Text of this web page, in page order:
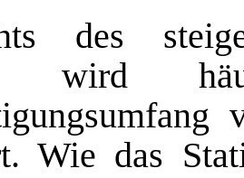
des
wird
Wie das